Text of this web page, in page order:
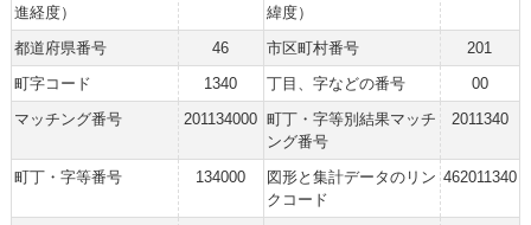
進経度）
緯度）
都道府県番号 46 市区町村番号
201
町字コード
1340 丁目、字などの番号
00
マッチング番号
201134000 町丁・字等別結果マッチ
ング番号
2011340
町丁・字等番号 134000
図形と集計データのリン
クコード
462011340